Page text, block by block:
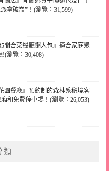
拿破崙”！(瀏覽：31,599)
間合菜餐廳懶人包』適合家庭聚
瀏覽：30,408)
園餐廳』預約制的森林系秘境客
和免費停車場！(瀏覽：26,053)
類